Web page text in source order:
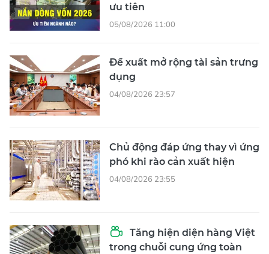
ưu tiên
05/08/2026 11:00
Đề xuất mở rộng tài sản trưng
dụng
04/08/2026 23:57
Chủ động đáp ứng thay vì ứng
phó khi rào cản xuất hiện
04/08/2026 23:55
Tăng hiện diện hàng Việt
trong chuỗi cung ứng toàn